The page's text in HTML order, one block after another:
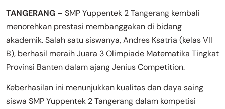
TANGERANG – SMP Yuppentek 2 Tangerang kembali
menorehkan prestasi membanggakan di bidang
akademik. Salah satu siswanya, Andres Ksatria (kelas VII
B), berhasil meraih Juara 3 Olimpiade Matematika Tingkat
Provinsi Banten dalam ajang Jenius Competition.
Keberhasilan ini menunjukkan kualitas dan daya saing
siswa SMP Yuppentek 2 Tangerang dalam kompetisi